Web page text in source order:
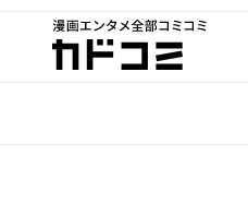
漫画エンタメ全部コミコミ
カドコミ